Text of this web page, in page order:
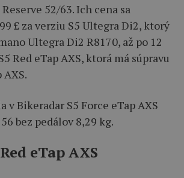
52/63. Ich cena sa
£ za verziu S5 Ultegra Di2, ktorý
Ultegra Di2 R8170, až po 12
Red eTap AXS, ktorá má súpravu
AXS.
v Bikeradar S5 Force eTap AXS
bez pedálov 8,29 kg.
eTap AXS